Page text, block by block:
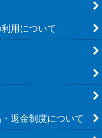
用について
返金制度について